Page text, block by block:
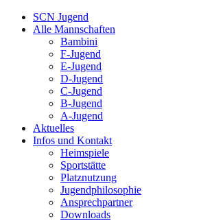
SCN Jugend
Alle Mannschaften
Bambini
F-Jugend
E-Jugend
D-Jugend
C-Jugend
B-Jugend
A-Jugend
Aktuelles
Infos und Kontakt
Heimspiele
Sportstätte
Platznutzung
Jugendphilosophie
Ansprechpartner
Downloads